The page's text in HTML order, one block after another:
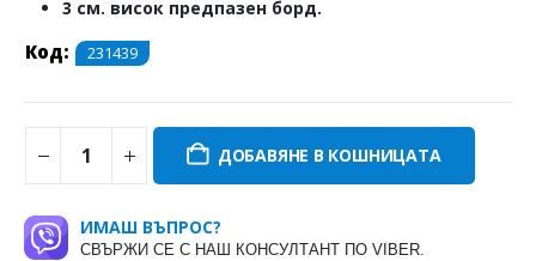
3 см. висок предпазен борд.
Код: 231439
ДОБАВЯНЕ В КОШНИЦАТА
ИМАШ ВЪПРОС?
СВЪРЖИ СЕ С НАШ КОНСУЛТАНТ ПО VIBER.